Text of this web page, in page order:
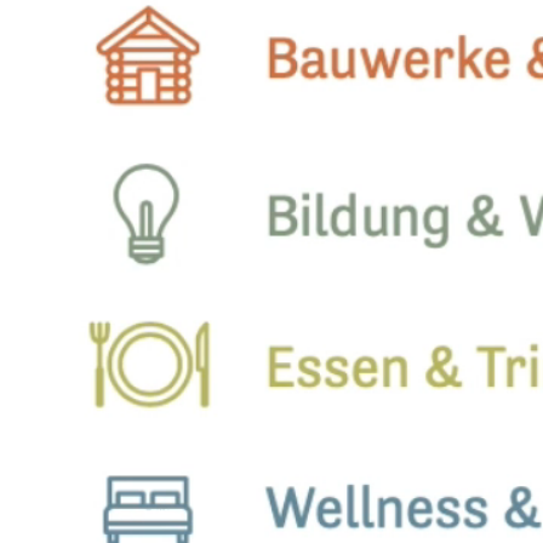
markenidentität für elisabethenpark
markenidentität für portmann garten ag
«klein aber wie gross» kampagne für glattwerk ag
markenidentität für UCHRUUT
website holztour.ch
markenidentität für das hotel kurhaus am sarnersee
markenidentität glattwerk ag
verpackungsdesign und Illustrationen für von atzigen
signletik für frutt mountain resort
markenidentität für gasser felstechnik ag